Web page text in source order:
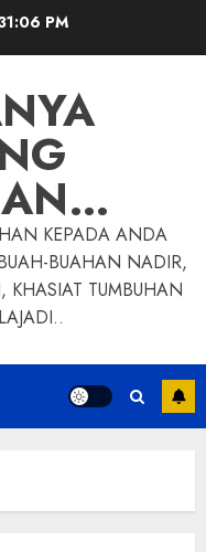
PM
KEPADA ANDA
BUAHAN NADIR,
KHASIAT TUMBUHAN